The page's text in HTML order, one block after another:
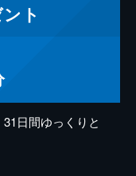
ト
日間ゆっくりと